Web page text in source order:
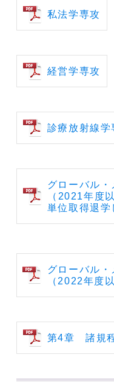
私法学専攻
経営学専攻
診療放射線学
グローバル・
（2021年度
単位取得退学
グローバル・
（2022年度
第4章 諸規